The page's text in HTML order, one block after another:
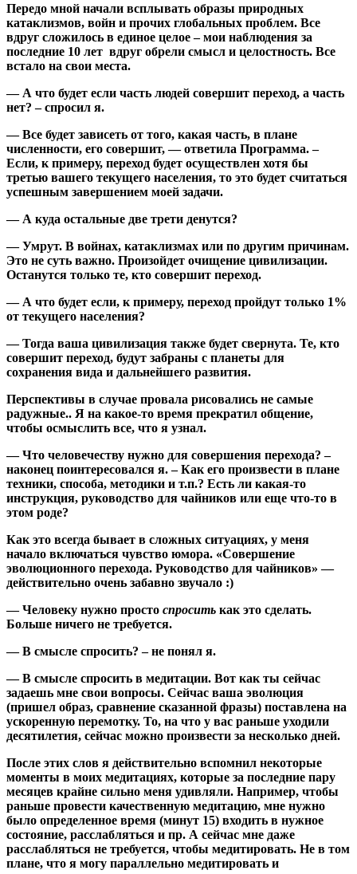
Передо мной начали всплывать образы природных
катаклизмов, войн и прочих глобальных проблем. Все
вдруг сложилось в единое целое – мои наблюдения за
последние 10 лет вдруг обрели смысл и целостность. Все
встало на свои места.
— А что будет если часть людей совершит переход, а часть
нет? – спросил я.
— Все будет зависеть от того, какая часть, в плане
численности, его совершит, — ответила Программа. –
Если, к примеру, переход будет осуществлен хотя бы
третью вашего текущего населения, то это будет считаться
успешным завершением моей задачи.
— А куда остальные две трети денутся?
— Умрут. В войнах, катаклизмах или по другим причинам.
Это не суть важно. Произойдет очищение цивилизации.
Останутся только те, кто совершит переход.
— А что будет если, к примеру, переход пройдут только 1%
от текущего населения?
— Тогда ваша цивилизация также будет свернута. Те, кто
совершит переход, будут забраны с планеты для
сохранения вида и дальнейшего развития.
Перспективы в случае провала рисовались не самые
радужные.. Я на какое-то время прекратил общение,
чтобы осмыслить все, что я узнал.
— Что человечеству нужно для совершения перехода? –
наконец поинтересовался я. – Как его произвести в плане
техники, способа, методики и т.п.? Есть ли какая-то
инструкция, руководство для чайников или еще что-то в
этом роде?
Как это всегда бывает в сложных ситуациях, у меня
начало включаться чувство юмора. «Совершение
эволюционного перехода. Руководство для чайников» —
действительно очень забавно звучало :)
— Человеку нужно просто спросить как это сделать.
Больше ничего не требуется.
— В смысле спросить? – не понял я.
— В смысле спросить в медитации. Вот как ты сейчас
задаешь мне свои вопросы. Сейчас ваша эволюция
(пришел образ, сравнение сказанной фразы) поставлена на
ускоренную перемотку. То, на что у вас раньше уходили
десятилетия, сейчас можно произвести за несколько дней.
После этих слов я действительно вспомнил некоторые
моменты в моих медитациях, которые за последние пару
месяцев крайне сильно меня удивляли. Например, чтобы
раньше провести качественную медитацию, мне нужно
было определенное время (минут 15) входить в нужное
состояние, расслабляться и пр. А сейчас мне даже
расслабляться не требуется, чтобы медитировать. Не в том
плане, что я могу параллельно медитировать и